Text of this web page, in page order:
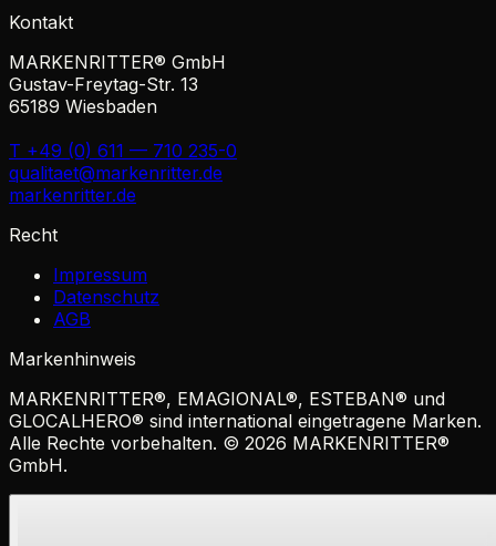
Kontakt
MARKENRITTER® GmbH
Gustav-Freytag-Str. 13
65189 Wiesbaden
T +49 (0) 611 — 710 235-0
qualitaet@markenritter.de
markenritter.de
Recht
Impressum
Datenschutz
AGB
Markenhinweis
MARKENRITTER®, EMAGIONAL®, ESTEBAN® und
GLOCALHERO® sind international eingetragene Marken.
Alle Rechte vorbehalten. © 2026 MARKENRITTER®
GmbH.